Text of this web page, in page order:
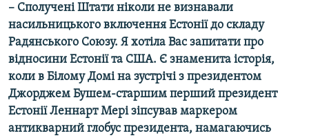
– Сполучені Штати ніколи не визнавали
насильницького включення Естонії до складу
Радянського Союзу. Я хотіла Вас запитати про
відносини Естонії та США. Є знаменита історія,
коли в Білому Домі на зустрічі з президентом
Джорджем Бушем-старшим перший президент
Естонії Леннарт Мері зіпсував маркером
антикварний глобус президента, намагаючись